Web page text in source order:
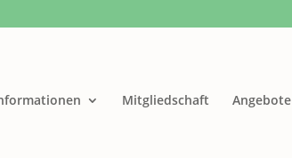
Mitgliedschaft Angebote